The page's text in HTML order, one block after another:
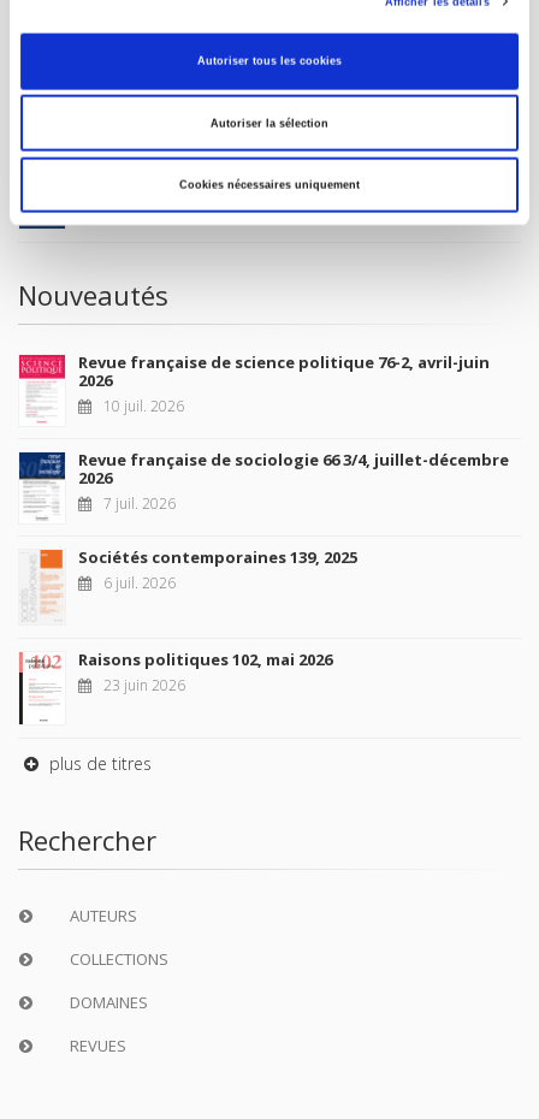
Autoriser tous les cookies
Autoriser la sélection
Cookies nécessaires uniquement
À paraître
La France et l'Union européenne
4 sept. 2026
Nouveautés
Revue française de science politique 76-2, avril-juin
2026
10 juil. 2026
Revue française de sociologie 66 3/4, juillet-décembre
2026
7 juil. 2026
Sociétés contemporaines 139, 2025
6 juil. 2026
Raisons politiques 102, mai 2026
23 juin 2026
plus de titres
Rechercher
AUTEURS
COLLECTIONS
DOMAINES
REVUES